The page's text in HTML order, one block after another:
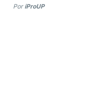
Por iProUP